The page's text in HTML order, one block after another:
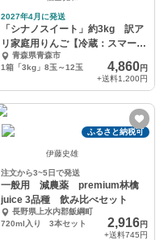
2027年4月に発送
「シナノスイート」約3kg 訳ア
リ家庭用りんご【冷蔵：スマート
フレッシュ加工】
青森県青森市
1箱「3kg」8玉～12玉
4,860円
+送料1,200円
ふるさと納税可
伊藤史雄
注文から3~5日で発送
一般用 減農薬 premium林檎
juice 3品種 飲み比べセット
長野県上水内郡飯綱町
720ml入り 3本セット
2,916円
+送料745円